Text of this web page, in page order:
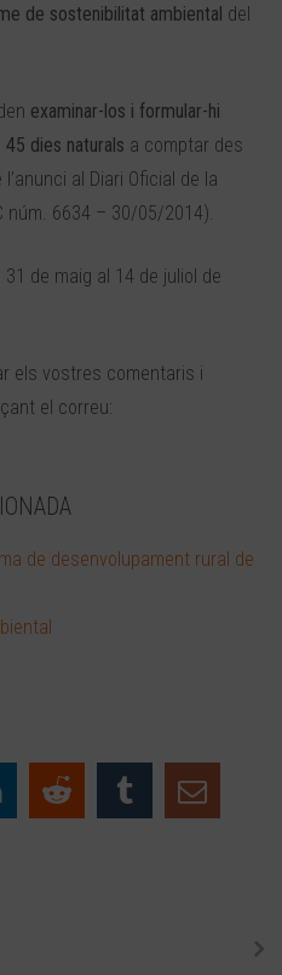
de sostenibilitat ambiental del
examinar-los i formular-hi
45 dies naturals a comptar des
al Diari Oficial de la
núm. 6634 – 30/05/2014).
31 de maig al 14 de juliol de
els vostres comentaris i
el correu:
de desenvolupament rural de